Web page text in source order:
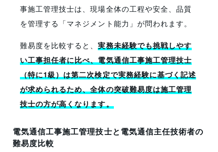
事施工管理技士は、現場全体の工程や安全、品質
を管理する「マネジメント能力」が問われます。
難易度を比較すると、実務未経験でも挑戦しやす
い工事担任者に比べ、電気通信工事施工管理技士
（特に1級）は第二次検定で実務経験に基づく記述
が求められるため、全体の突破難易度は施工管理
技士の方が高くなります。
電気通信工事施工管理技士と電気通信主任技術者の
難易度比較